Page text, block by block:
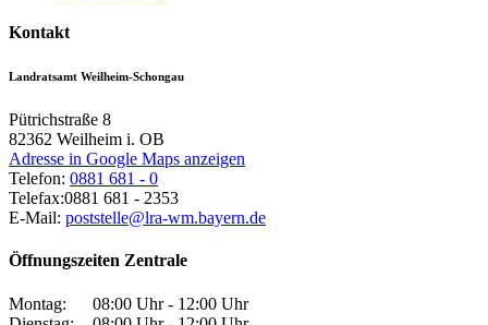
Kontakt
Landratsamt Weilheim-Schongau
Pütrichstraße 8
82362 Weilheim i. OB
Adresse in Google Maps anzeigen
Telefon: 0881 681 - 0
Telefax:0881 681 - 2353
E-Mail: poststelle@lra-wm.bayern.de
Öffnungszeiten Zentrale
Montag:
08:00 Uhr - 12:00 Uhr